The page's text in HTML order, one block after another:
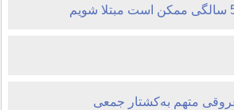
متهم به‌کشتار جمعی